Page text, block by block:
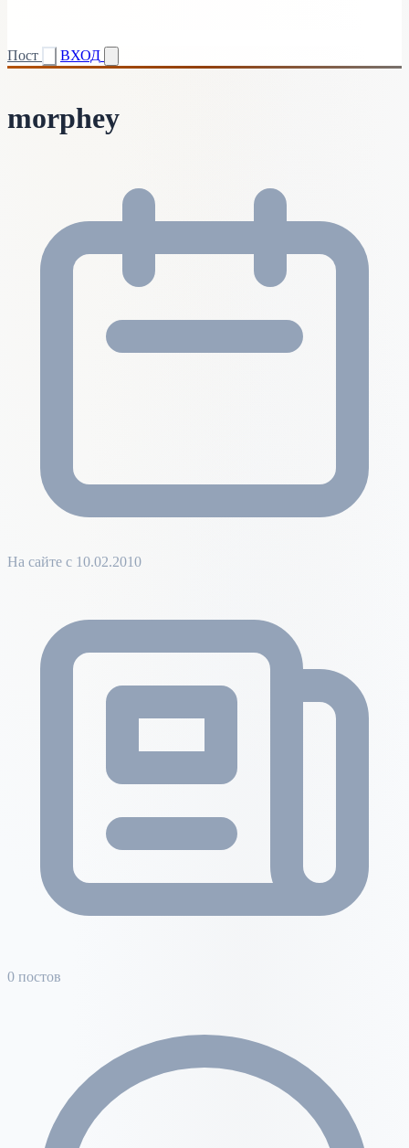
Пост ВХОД
morphey
На сайте с 10.02.2010
0 постов